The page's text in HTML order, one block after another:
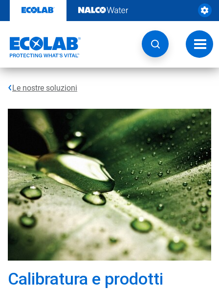
contenuto
Le nostre soluzioni
Calibratura e prodotti